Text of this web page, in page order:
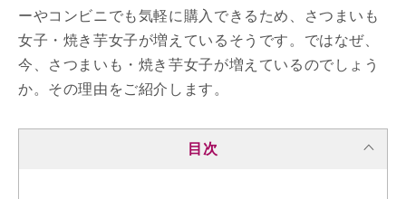
ーやコンビニでも気軽に購入できるため、さつまいも
女子・焼き芋女子が増えているそうです。ではなぜ、
今、さつまいも・焼き芋女子が増えているのでしょう
か。その理由をご紹介します。
目次